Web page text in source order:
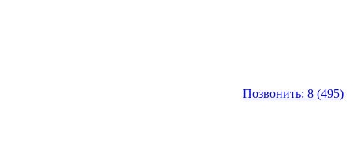
Позвонить: 8 (495)